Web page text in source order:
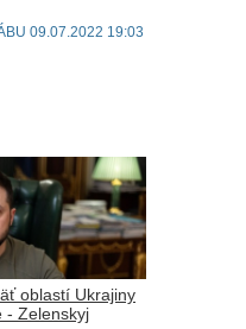
09.07.2022 19:03
oblastí Ukrajiny
- Zelenskyj